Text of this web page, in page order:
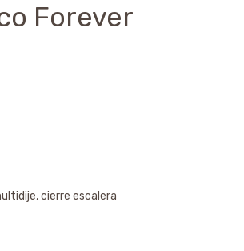
Forever
cierre escalera